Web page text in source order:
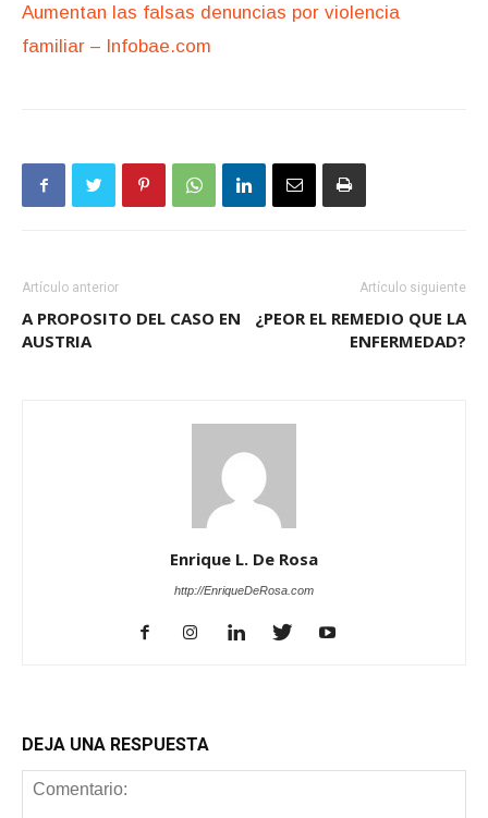
Aumentan las falsas denuncias por violencia
familiar – Infobae.com
Artículo anterior
A PROPOSITO DEL CASO EN
AUSTRIA
Artículo siguiente
¿PEOR EL REMEDIO QUE LA
ENFERMEDAD?
Enrique L. De Rosa
http://EnriqueDeRosa.com
DEJA UNA RESPUESTA